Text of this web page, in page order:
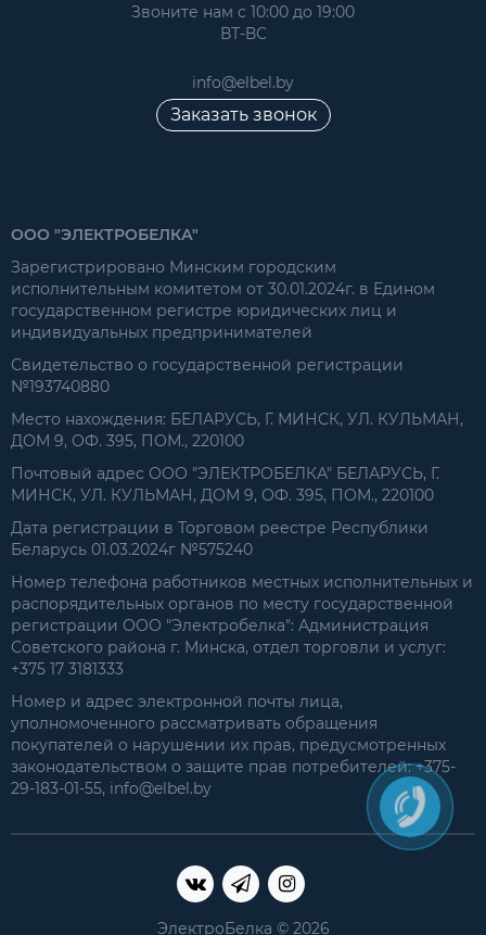
Звоните нам с 10:00 до 19:00
ВТ-ВС
info@elbel.by
Заказать звонок
ООО "ЭЛЕКТРОБЕЛКА"
Зарегистрировано Минским городским
исполнительным комитетом от 30.01.2024г. в Едином
государственном регистре юридических лиц и
индивидуальных предпринимателей
Свидетельство о государственной регистрации
№193740880
Место нахождения: БЕЛАРУСЬ, Г. МИНСК, УЛ. КУЛЬМАН,
ДОМ 9, ОФ. 395, ПОМ., 220100
Почтовый адрес ООО "ЭЛЕКТРОБЕЛКА" БЕЛАРУСЬ, Г.
МИНСК, УЛ. КУЛЬМАН, ДОМ 9, ОФ. 395, ПОМ., 220100
Дата регистрации в Торговом реестре Республики
Беларусь 01.03.2024г №575240
Номер телефона работников местных исполнительных и
распорядительных органов по месту государственной
регистрации ООО "Электробелка": Администрация
Советского района г. Минска, отдел торговли и услуг:
+375 17 3181333
Номер и адрес электронной почты лица,
уполномоченного рассматривать обращения
покупателей о нарушении их прав, предусмотренных
законодательством о защите прав потребителей: +375-
29-183-01-55, info@elbel.by
ЭлектроБелка © 2026